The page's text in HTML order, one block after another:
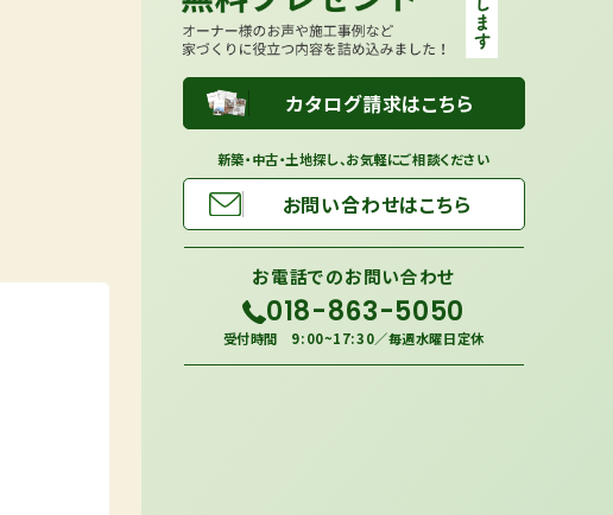
カタログ請求はこちら
新築・中古・土地探し、お気軽にご相談ください
お問い合わせはこちら
お電話でのお問い合わせ
018-863-5050
受付時間 9:00~17:30／毎週水曜日定休